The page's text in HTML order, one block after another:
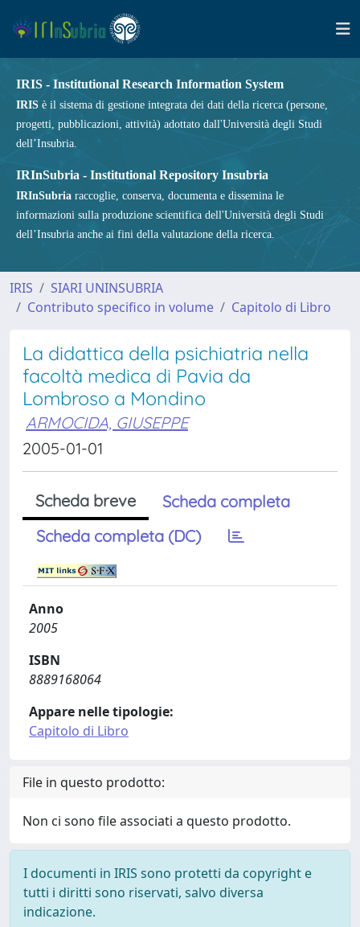
IRIS - Institutional Research Information System
IRIS è il sistema di gestione integrata dei dati della ricerca (persone,
progetti, pubblicazioni, attività) adottato dall'Università degli Studi
dell’Insubria.
IRInSubria - Institutional Repository Insubria
IRInSubria raccoglie, conserva, documenta e dissemina le
informazioni sulla produzione scientifica dell'Università degli Studi
dell’Insubria anche ai fini della valutazione della ricerca.
IRIS
SIARI UNINSUBRIA
Contributo specifico in volume
Capitolo di Libro
La didattica della psichiatria nella
facoltà medica di Pavia da
Lombroso a Mondino
ARMOCIDA, GIUSEPPE
2005-01-01
Scheda breve
Scheda completa
Scheda completa (DC)
Anno
2005
ISBN
8889168064
Appare nelle tipologie:
Capitolo di Libro
File in questo prodotto:
Non ci sono file associati a questo prodotto.
I documenti in IRIS sono protetti da copyright e
tutti i diritti sono riservati, salvo diversa
indicazione.